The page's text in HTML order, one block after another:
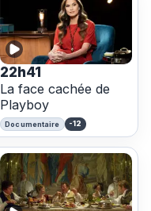
22h41
La face cachée de
Playboy
Documentaire -12